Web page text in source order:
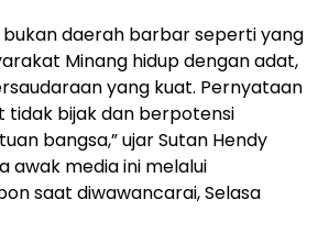
bukan daerah barbar seperti yang
Minang hidup dengan adat,
yang kuat. Pernyataan
tidak bijak dan berpotensi
bangsa,” ujar Sutan Hendy
awak media ini melalui
saat diwawancarai, Selasa